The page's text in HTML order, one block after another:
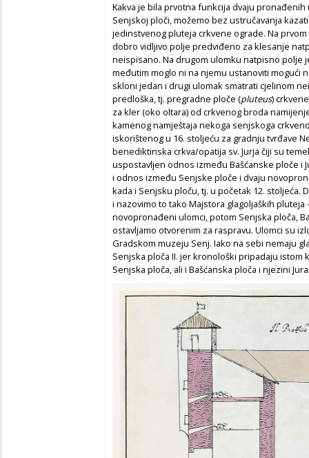
Kakva je bila prvotna funkcija dvaju
Senjskoj ploči, možemo bez ustručavanja
jedinstvenog pluteja crkvene ograde. Na
dobro vidljivo polje predviđeno za klesanje
neispisano. Na drugom ulomku natpisno polje
međutim moglo ni na njemu ustanoviti mogući
skloni jedan i drugi ulomak smatrati cjelinom
predloška, tj. pregradne ploče (pluteus)
za kler (oko oltara) od crkvenog broda
kamenog namještaja nekoga senjskoga
iskorištenog u 16. stoljeću za gradnju tvrđave
benediktinska crkva/opatija sv. Jurja čiji su
uspostavljen odnos između Bašćanske ploče i
i odnos između Senjske ploče i dvaju
kada i Senjsku ploču, tj. u početak 12.
i nazovimo to tako Majstora glagoljaških
novopronađeni ulomci, potom Senjska ploča,
ostavljamo otvorenim za raspravu. Ulomci su
Gradskom muzeju Senj. Iako na sebi nemaju
Senjska ploča II. jer kronološki pripadaju
Senjska ploča, ali i Bašćanska ploča i njezini